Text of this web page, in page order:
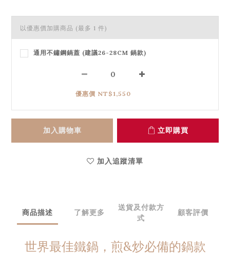
以優惠價加購商品 (最多 1 件)
通用不鏽鋼鍋蓋 (建議26-28CM 鍋款)
優惠價 NT$1,550
加入購物車 立即購買
加入追蹤清單
商品描述 了解更多
送貨及付款方
式
顧客評價
世界最佳鐵鍋，煎&炒必備的鍋款